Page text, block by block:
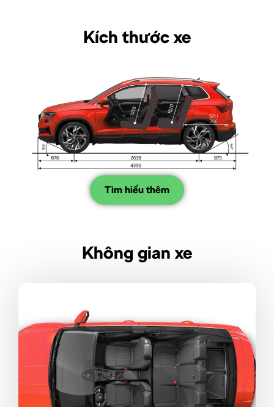
Kích thước xe
Tìm hiểu thêm
Không gian xe